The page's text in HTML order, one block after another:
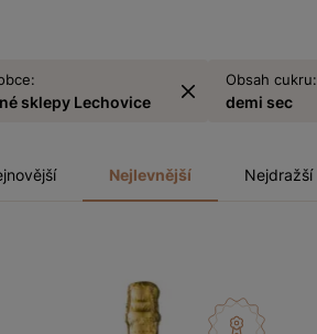
sklepy Lechovice
Obsah cukru:
demi sec
Nejlevnější Nejdražší